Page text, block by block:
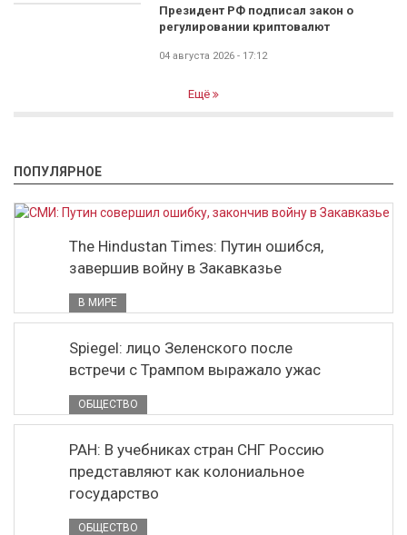
Президент РФ подписал закон о
регулировании криптовалют
04 августа 2026 - 17:12
Ещё
ПОПУЛЯРНОЕ
The Hindustan Times: Путин ошибся,
завершив войну в Закавказье
В МИРЕ
Spiegel: лицо Зеленского после
встречи с Трампом выражало ужас
ОБЩЕСТВО
РАН: В учебниках стран СНГ Россию
представляют как колониальное
государство
ОБЩЕСТВО